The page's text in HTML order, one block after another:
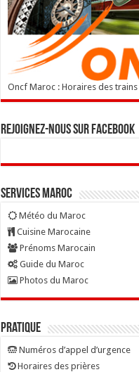
Oncf Maroc : Horaires des trains
Rejoignez-nous sur Facebook
Services Maroc
Météo du Maroc
Cuisine Marocaine
Prénoms Marocain
Guide du Maroc
Photos du Maroc
Pratique
Numéros d’appel d’urgence
Horaires des prières